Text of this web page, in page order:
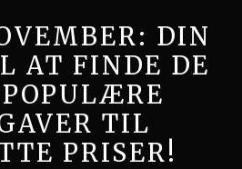
DIN
AT FINDE DE
TIL
PRISER!